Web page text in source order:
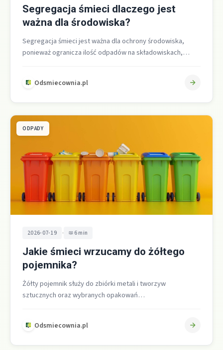
Segregacja śmieci dlaczego jest
ważna dla środowiska?
Segregacja śmieci jest ważna dla ochrony środowiska,
ponieważ ogranicza ilość odpadów na składowiskach,
Odsmiecownia.pl
ODPADY
2026-07-19 • 6 min
Jakie śmieci wrzucamy do żółtego
pojemnika?
Żółty pojemnik służy do zbiórki metali i tworzyw
sztucznych oraz wybranych opakowań
Odsmiecownia.pl